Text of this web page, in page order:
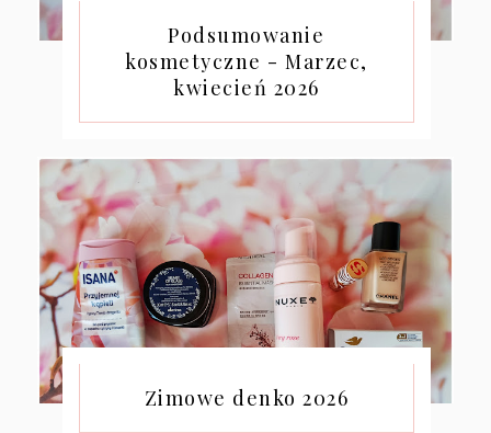
Podsumowanie
kosmetyczne - Marzec,
kwiecień 2026
Zimowe denko 2026